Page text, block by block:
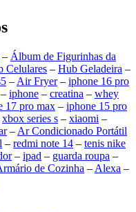
– Álbum de Figurinhas da
Celulares – Hub Geladeira –
– Air Fryer– iphone 16 pro
– iphone – creatina – whey
17 pro max – iphone 15 pro
xbox series s – xiaomi –
– Ar Condicionado Portátil
– redmi note 14 – tenis nike
– ipad – guarda roupa –
de Cozinha – Alexa –